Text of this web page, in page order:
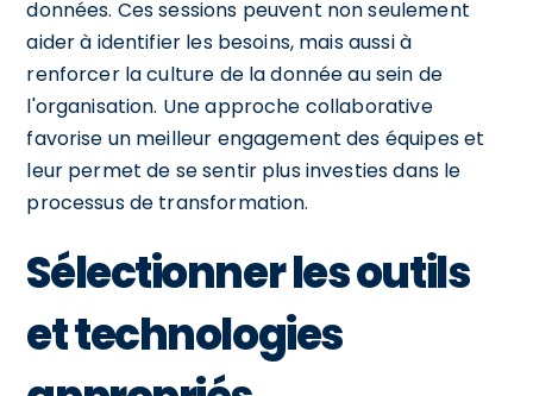
données. Ces sessions peuvent non seulement
aider à identifier les besoins, mais aussi à
renforcer la culture de la donnée au sein de
l'organisation. Une approche collaborative
favorise un meilleur engagement des équipes et
leur permet de se sentir plus investies dans le
processus de transformation.
Sélectionner les outils
et technologies